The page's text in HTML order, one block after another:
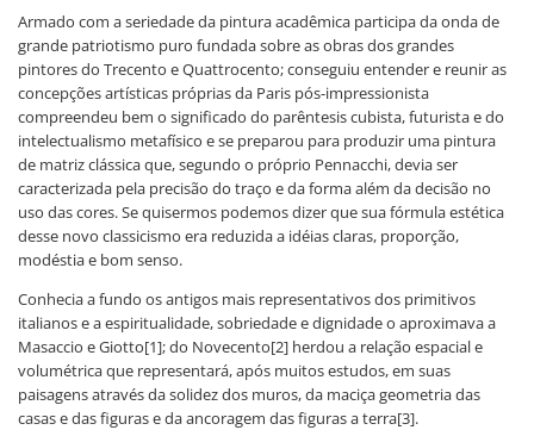
Armado com a seriedade da pintura acadêmica participa da onda de
grande patriotismo puro fundada sobre as obras dos grandes
pintores do Trecento e Quattrocento; conseguiu entender e reunir as
concepções artísticas próprias da Paris pós-impressionista
compreendeu bem o significado do parêntesis cubista, futurista e do
intelectualismo metafísico e se preparou para produzir uma pintura
de matriz clássica que, segundo o próprio Pennacchi, devia ser
caracterizada pela precisão do traço e da forma além da decisão no
uso das cores. Se quisermos podemos dizer que sua fórmula estética
desse novo classicismo era reduzida a idéias claras, proporção,
modéstia e bom senso.
Conhecia a fundo os antigos mais representativos dos primitivos
italianos e a espiritualidade, sobriedade e dignidade o aproximava a
Masaccio e Giotto[1]; do Novecento[2] herdou a relação espacial e
volumétrica que representará, após muitos estudos, em suas
paisagens através da solidez dos muros, da maciça geometria das
casas e das figuras e da ancoragem das figuras a terra[3].